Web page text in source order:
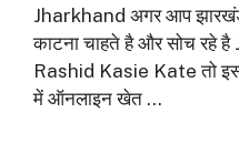
Jharkhand अगर आप
काटना चाहते है और सोच रहे
Rashid Kasie Kate तो इस
में ऑनलाइन खेत …